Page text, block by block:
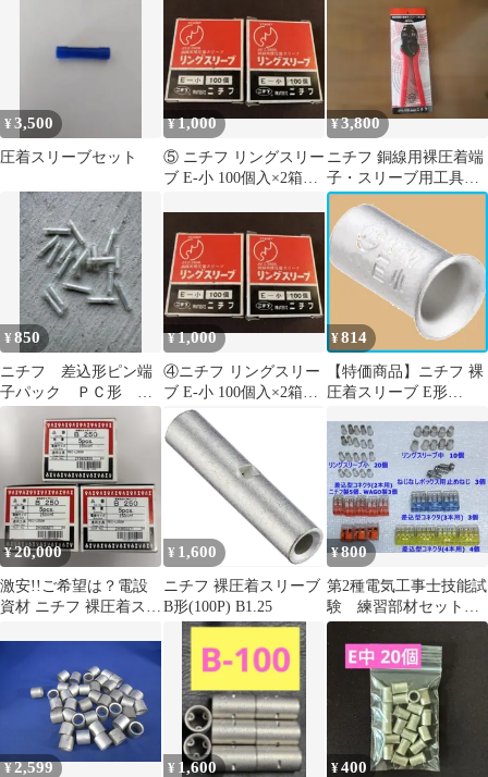
¥3,500
圧着スリーブセット
¥1,000
⑤ ニチフ リングスリー
ブ E-小 100個入×2箱セ
¥3,800
ニチフ 銅線用裸圧着端
子・スリーブ用工具
NH 1 未使用品
¥850
ニチフ 差込形ピン端
子パック ＰＣ形 １
¥1,000
④ニチフ リングスリー
ブ E-小 100個入×2箱セ
ット
¥814
【特価商品】ニチフ 裸
圧着スリーブ E形
¥20,000
激安!!ご希望は？電設
資材 ニチフ 裸圧着スリ
¥ 1,600
ニチフ 裸圧着スリーブ
B形(100P) B1.25
¥800
第2種電気工事士技能試
験 練習部材セット
リングスリーブ、差込
型コネクタ他
¥2,599 ¥ 1,600 ¥400